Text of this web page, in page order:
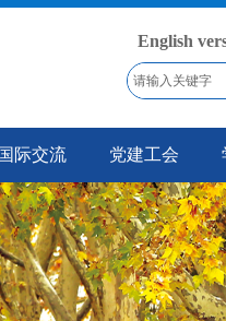
English
国际交流 党建工会